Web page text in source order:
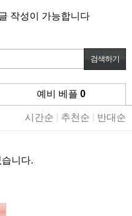
작성이 가능합니다
예비 베플 0
시간순 추천순 반대순
니다.